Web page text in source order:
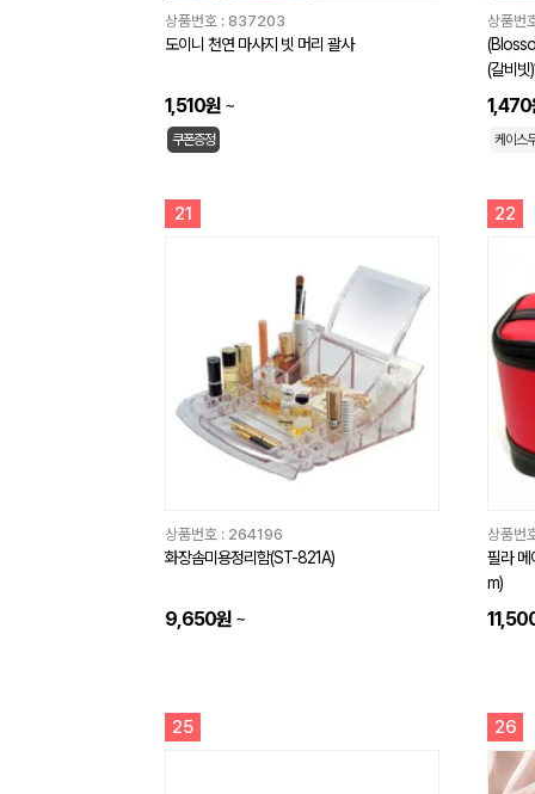
상품번호 : 837203
도이니 천연 마사지 빗 머리 괄사
1,510원 ~
쿠폰증정
상품번
(갈비빗
1,470
케이스
21
상품번호 : 264196
화장솜미용정리함(ST-821A)
9,650원 ~
22
상품번
필라
m)
25 26